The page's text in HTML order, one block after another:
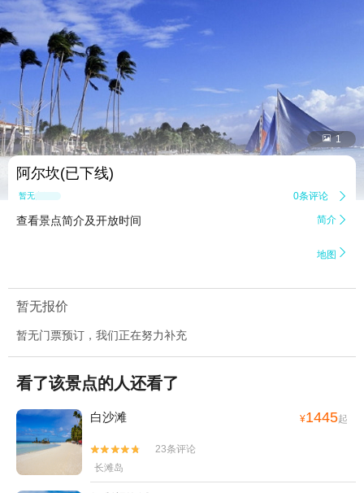
 1
阿尔坎(已下线)
暂无点评 0条评论 
查看景点简介及开放时间 简介 
地图 
暂无报价
暂无门票预订，我们正在努力补充
看了该景点的人还看了
白沙滩 ¥1445起


23条评论
长滩岛